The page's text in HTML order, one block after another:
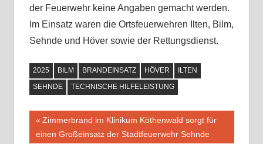
der Feuerwehr keine Angaben gemacht werden.
Im Einsatz waren die Ortsfeuerwehren Ilten, Bilm,
Sehnde und Höver sowie der Rettungsdienst.
2025 BILM BRANDEINSATZ HÖVER
ILTEN
SEHNDE
TECHNISCHE HILFELEISTUNG
Beitragsnavigation
Vorheriger
Beitrag:
Zimmerbrand im Klinikum Köthenwald sorgt für
einen Großeinsatz der Stadtfeuerwehr Sehnde